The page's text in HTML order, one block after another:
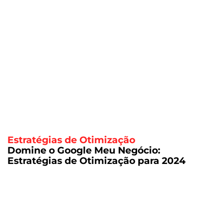
Estratégias de Otimização
Domine o Google Meu Negócio:
Estratégias de Otimização para 2024